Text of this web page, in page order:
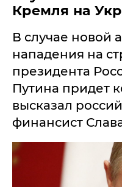
Кремля на
В случае новой
нападения на
президента
Путина придет
высказал
финансист